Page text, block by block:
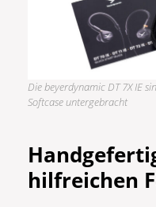
Die beyerdynamic DT 7X IE
Softcase untergebracht
hilfreichen